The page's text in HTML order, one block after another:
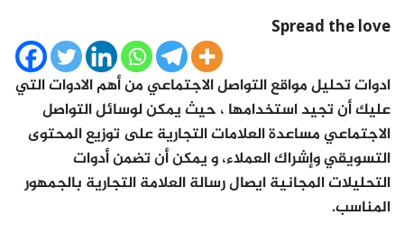
Spread the love
ادوات تحليل مواقع التواصل الاجتماعي من أهم الادوات التي
عليك أن تجيد استخدامها ، حيث يمكن لوسائل التواصل
الاجتماعي مساعدة العلامات التجارية على توزيع المحتوى
التسويقي وإشراك العملاء، و يمكن أن تضمن أدوات
التحليلات المجانية ايصال رسالة العلامة التجارية بالجمهور
المناسب.